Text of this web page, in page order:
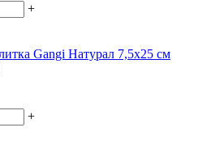
+
Gangi Натурал 7,5x25 см
+